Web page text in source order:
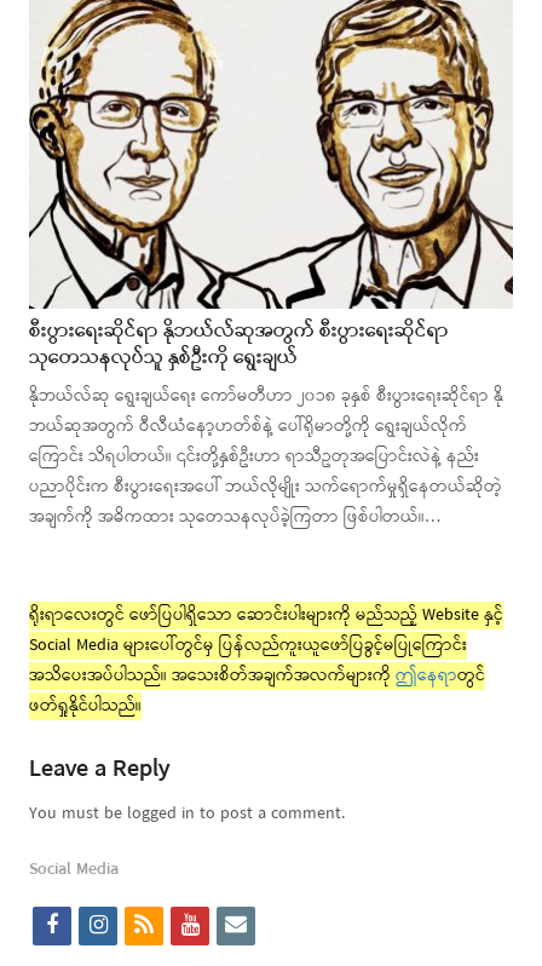
စီးပွားရေးဆိုင်ရာ နိုဘယ်လ်ဆုအတွက် စီးပွားရေးဆိုင်ရာ
သုတေသနလုပ်သူ နှစ်ဦးကို ရွေးချယ်
နိုဘယ်လ်ဆု ရွေးချယ်ရေး ကော်မတီဟာ ၂၀၁၈ ခုနှစ် စီးပွားရေးဆိုင်ရာ နို
ဘယ်ဆုအတွက် ဝီလီယံနော့ဟတ်စ်နဲ့ ပေါ်ရိုမာတို့ကို ရွေးချယ်လိုက်
ကြောင်း သိရပါတယ်။ ၎င်းတို့နှစ်ဦးဟာ ရာသီဥတုအပြောင်းလဲနဲ့ နည်း
ပညာပိုင်းက စီးပွားရေးအပေါ် ဘယ်လိုမျိုး သက်ရောက်မှုရှိနေတယ်ဆိုတဲ့
အချက်ကို အဓိကထား သုတေသနလုပ်ခဲ့ကြတာ ဖြစ်ပါတယ်။…
ရိုးရာလေးတွင် ဖော်ပြပါရှိသော ဆောင်းပါးများကို မည်သည့် Website နှင့်
Social Media များပေါ်တွင်မှ ပြန်လည်ကူးယူဖော်ပြခွင့်မပြုကြောင်း
အသိပေးအပ်ပါသည်။ အသေးစိတ်အချက်အလက်များကို ဤနေရာတွင်
ဖတ်ရှုနိုင်ပါသည်။
Leave a Reply
You must be logged in to post a comment.
Social Media
f
i
r
y
e